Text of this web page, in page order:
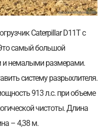
Caterpillar D11T с
самый большой
и немалыми размерами.
систему разрыхлителя.
913 л.с. при объеме
чистоты. Длина
– 4,38 м.